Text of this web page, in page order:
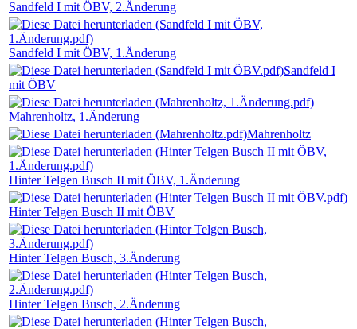
Sandfeld I mit ÖBV, 2.Änderung
Sandfeld I mit ÖBV, 1.Änderung
Sandfeld I
mit ÖBV
Mahrenholtz, 1.Änderung
Mahrenholtz
Hinter Telgen Busch II mit ÖBV, 1.Änderung
Hinter Telgen Busch II mit ÖBV
Hinter Telgen Busch, 3.Änderung
Hinter Telgen Busch, 2.Änderung